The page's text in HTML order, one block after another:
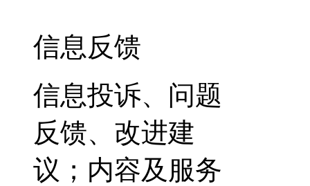
信息反馈
信息投诉、问题
反馈、改进建
议；内容及服务